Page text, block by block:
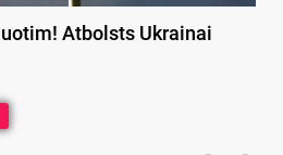
Atbolsts Ukrainai